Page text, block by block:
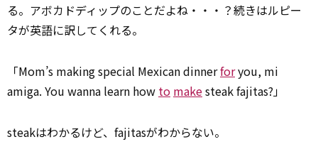
る。アボカドディップのことだよね・・・？続きはルピー
タが英語に訳してくれる。
「Mom’s making special Mexican dinnerforyou, mi
amiga. You wanna learn how to makesteak fajitas?」
steakはわかるけど、fajitasがわからない。